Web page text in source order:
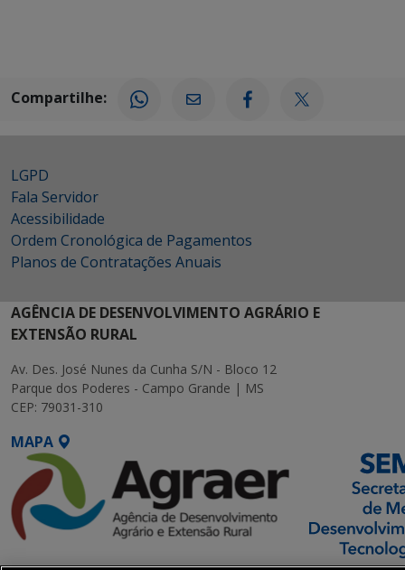
Compartilhe:
LGPD
Fala Servidor
Acessibilidade
Ordem Cronológica de Pagamentos
Planos de Contratações Anuais
AGÊNCIA DE DESENVOLVIMENTO AGRÁRIO E
EXTENSÃO RURAL
Av. Des. José Nunes da Cunha S/N - Bloco 12
Parque dos Poderes - Campo Grande | MS
CEP: 79031-310
MAPA